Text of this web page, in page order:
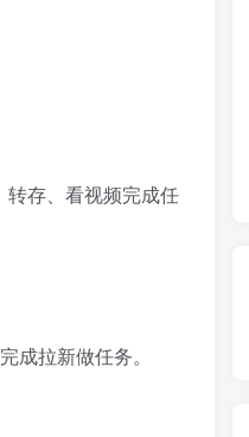
存、看视频完成任
拉新做任务。